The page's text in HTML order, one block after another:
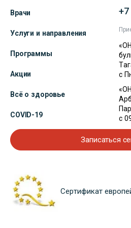
Врачи
Услуги и направления
Программы
Акции
Всё о здоровье
COVID-19
с
с
Записаться
Сертификат